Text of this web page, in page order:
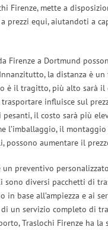
Firenze, mette a
prezzi equi, aiutandoti a
Firenze a Dortmund
la distanza è
è il tragitto, più alto sarà il
influisce sul
il costo sarà più
l’imballaggio, il montaggio
possono aumentare il
un preventivo
sono diversi pacchetti di
in base all’ampiezza e ai
un servizio completo di
Traslochi Firenze ha la